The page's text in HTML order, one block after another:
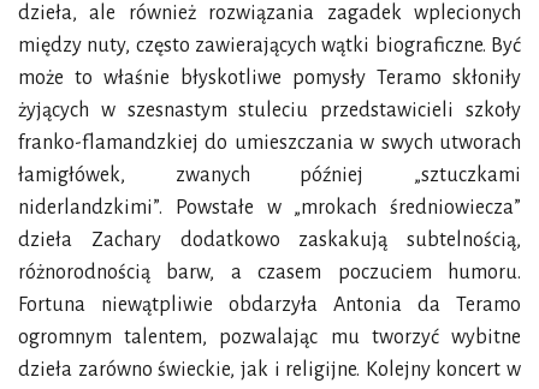
dzieła, ale również rozwiązania zagadek wplecionych
między nuty, często zawierających wątki biograficzne. Być
może to właśnie błyskotliwe pomysły Teramo skłoniły
żyjących w szesnastym stuleciu przedstawicieli szkoły
franko-flamandzkiej do umieszczania w swych utworach
łamigłówek, zwanych później „sztuczkami
niderlandzkimi”. Powstałe w „mrokach średniowiecza”
dzieła Zachary dodatkowo zaskakują subtelnością,
różnorodnością barw, a czasem poczuciem humoru.
Fortuna niewątpliwie obdarzyła Antonia da Teramo
ogromnym talentem, pozwalając mu tworzyć wybitne
dzieła zarówno świeckie, jak i religijne. Kolejny koncert w